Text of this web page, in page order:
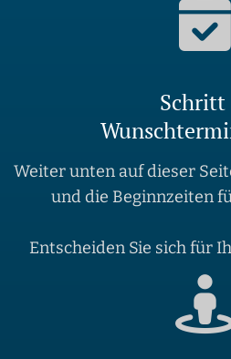
Schritt
Weiter unten auf dieser
und die Beginnzeiten
Entscheiden Sie sich für